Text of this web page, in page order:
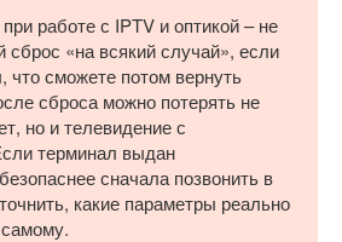
работе с IPTV и оптикой – не
сброс «на всякий случай», если
что сможете потом вернуть
сброса можно потерять не
но и телевидение с
терминал выдан
сначала позвонить в
какие параметры реально